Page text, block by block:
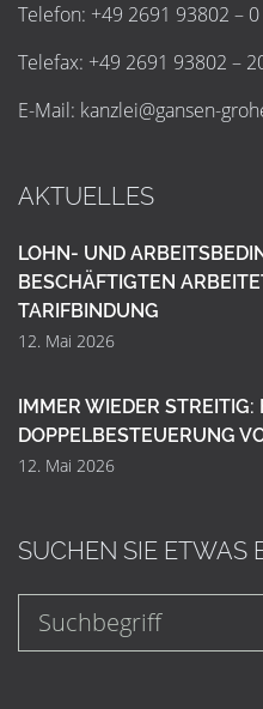
Telefon: +49 2691 93802 – 0
Telefax: +49 2691 93802 –
E-Mail: kanzlei@gansen-groh
AKTUELLES
LOHN- UND
BESCHÄFTIGTEN
TARIFBINDUNG
12. Mai 2026
IMMER WIEDER STREITIG:
DOPPELBESTEUERUNG
12. Mai 2026
SUCHEN SIE ETWAS